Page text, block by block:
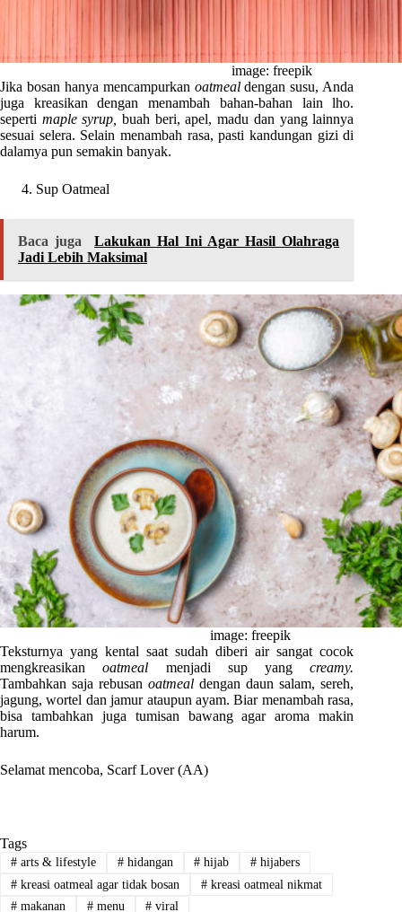
image: freepik
Jika bosan hanya mencampurkan oatmealdengan susu, Anda
juga kreasikan dengan menambah bahan-bahan lain lho.
seperti maple syrup,buah beri, apel, madu dan yang lainnya
sesuai selera. Selain menambah rasa, pasti kandungan gizi di
dalamya pun semakin banyak.
Sup Oatmeal
Baca juga
Lakukan Hal Ini Agar Hasil Olahraga
Jadi Lebih Maksimal
image: freepik
Teksturnya yang kental saat sudah diberi air sangat cocok
mengkreasikanoatmeal menjadi sup yangcreamy.
Tambahkan saja rebusanoatmealdengan daun salam, sereh,
jagung, wortel dan jamur ataupun ayam. Biar menambah rasa,
bisa tambahkan juga tumisan bawang agar aroma makin
harum.
Selamat mencoba, Scarf Lover (AA)
Tags
#arts & lifestyle #hidangan # hijab # hijabers
#kreasi oatmeal agar tidak bosan #kreasi oatmeal nikmat
#makanan #menu # viral